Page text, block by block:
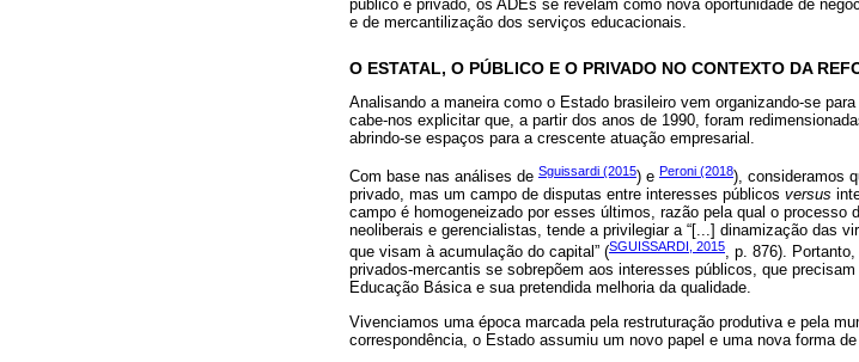
público e privado, os ADEs se revelam como nova oportunidade de
e de mercantilização dos serviços educacionais.
O ESTATAL, O PÚBLICO E O PRIVADO NO CONTEXTO DA
Analisando a maneira como o Estado brasileiro vem organizando-se
cabe-nos explicitar que, a partir dos anos de 1990, foram
abrindo-se espaços para a crescente atuação empresarial.
Com base nas análises de Sguissardi (2015) e Peroni (2018), consideramos
privado, mas um campo de disputas entre interesses públicos versus
campo é homogeneizado por esses últimos, razão pela qual o processo
neoliberais e gerencialistas, tende a privilegiar a “[...] dinamização das
que visam à acumulação do capital” (SGUISSARDI, 2015, p. 876).
privados-mercantis se sobrepõem aos interesses públicos, que
Educação Básica e sua pretendida melhoria da qualidade.
Vivenciamos uma época marcada pela restruturação produtiva e pela
correspondência, o Estado assumiu um novo papel e uma nova forma